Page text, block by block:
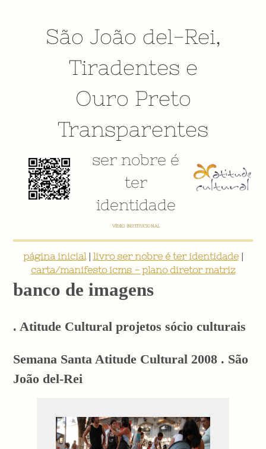
São João del-Rei,
Tiradentes e
Ouro Preto
Transparentes
ser nobre é
ter
identidade
VÍDEO INSTITUCIONAL
página inicial| livro ser nobre é ter identidade|
carta/manifesto icms - plano diretor matriz
banco de imagens
. Atitude Cultural projetos sócio culturais
Semana Santa Atitude Cultural 2008 . São
João del-Rei